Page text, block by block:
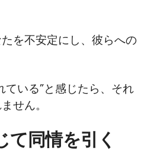
を不安定にし、彼らへの
ている”と感じたら、それ
せん。
て同情を引く